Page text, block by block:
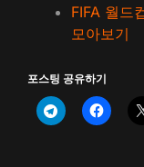
FIFA 월드
모아보기
포스팅 공유하기